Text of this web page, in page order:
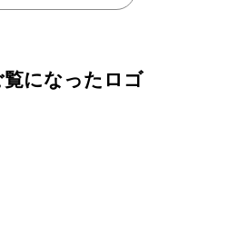
になったロゴ